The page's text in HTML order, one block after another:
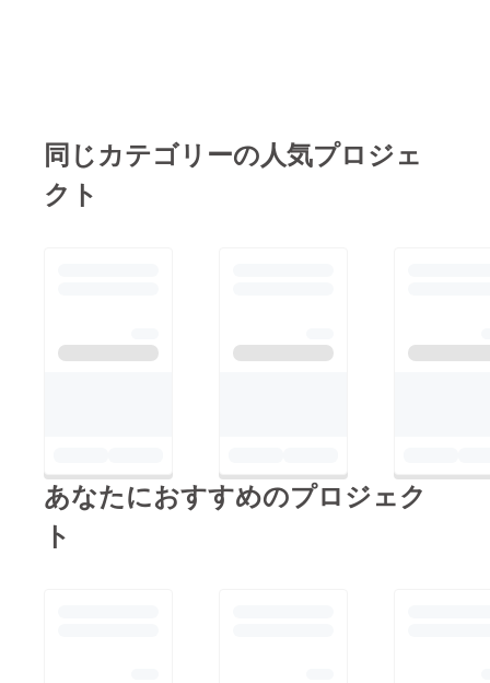
さまで目標額を超える
にお配りする 弓道大
版）（英語版） ・弓
道入門書（英語版）
同じカテゴリーの人気プロジェ
クト
あなたにおすすめのプロジェク
ト